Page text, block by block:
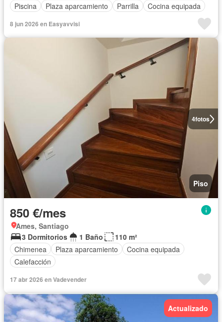
Piscina
Plaza aparcamiento Parrilla Cocina equipada
8 jun 2026 en Easyavvisi
4fotos
Piso
850 €/mes
Ames, Santiago
3 Dormitorios
1 Baño
110 m²
Chimenea
Plaza aparcamiento
Cocina equipada
Calefacción
17 abr 2026 en Vadevender
Actualizado